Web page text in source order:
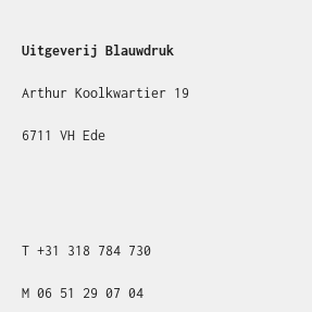
Uitgeverij Blauwdruk
Arthur Koolkwartier 19
6711 VH Ede
T +31 318 784 730
M 06 51 29 07 04